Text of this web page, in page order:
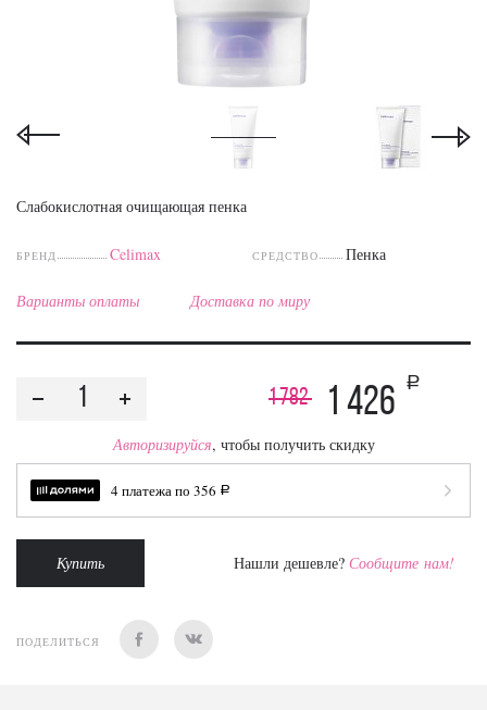
Слабокислотная очищающая пенка
БРЕНД Celimax СРЕДСТВО Пенка
Варианты оплаты Доставка по миру
1 782 1 426
a
Авторизируйся, чтобы получить скидку
4 платежа по 356 a
Купить Нашли дешевле? Сообщите нам!
ПОДЕЛИТЬСЯ